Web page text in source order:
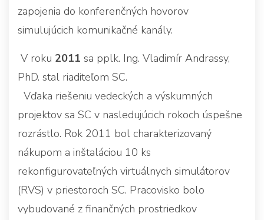
zapojenia do konferenčných hovorov
simulujúcich komunikačné kanály.
V roku 2011 sa pplk. Ing. Vladimír Andrassy,
PhD. stal riaditeľom SC.
Vďaka riešeniu vedeckých a výskumných
projektov sa SC v nasledujúcich rokoch úspešne
rozrástlo. Rok 2011 bol charakterizovaný
nákupom a inštaláciou 10 ks
rekonfigurovateľných virtuálnych simulátorov
(RVS) v priestoroch SC. Pracovisko bolo
vybudované z finančných prostriedkov